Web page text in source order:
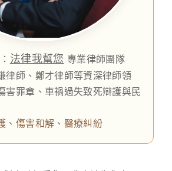
法律我幫您 專業律師團隊
律師、鄭才律師等資深律師領
害罪章、車禍過失致死辯護與民
、 傷害和解 、 醫療糾紛